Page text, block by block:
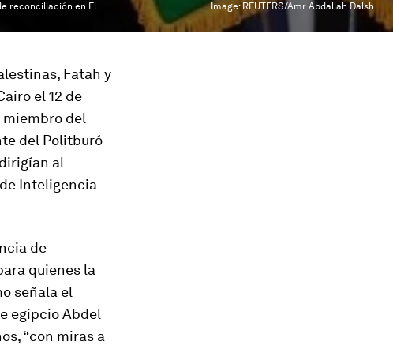
reconciliación en El
Image: REUTERS/Amr Abdallah Dalsh
Fatah y
el 12 de
del
del Politburó
al
Inteligencia
de
quienes la
señala el
egipcio Abdel
“con miras a